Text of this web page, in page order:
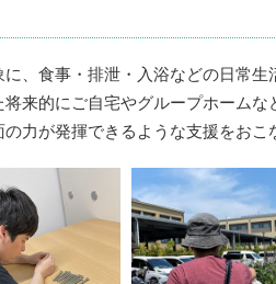
、食事・排泄・入浴などの日常
来的にご自宅やグループホームな
力が発揮できるような支援をおこ